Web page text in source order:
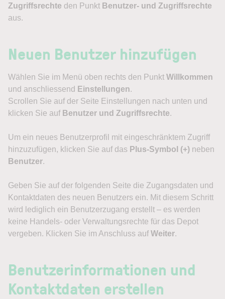
Zugriffsrechte den Punkt Benutzer- und Zugriffsrechte
aus.
Neuen Benutzer hinzufügen
Wählen Sie im Menü oben rechts den Punkt Willkommen
und anschliessend Einstellungen.
Scrollen Sie auf der Seite Einstellungen nach unten und
klicken Sie auf Benutzer und Zugriffsrechte.
Um ein neues Benutzerprofil mit eingeschränktem Zugriff
hinzuzufügen, klicken Sie auf das Plus-Symbol (+) neben
Benutzer.
Geben Sie auf der folgenden Seite die Zugangsdaten und
Kontaktdaten des neuen Benutzers ein. Mit diesem Schritt
wird lediglich ein Benutzerzugang erstellt – es werden
keine Handels- oder Verwaltungsrechte für das Depot
vergeben. Klicken Sie im Anschluss aufWeiter.
Benutzerinformationen und
Kontaktdaten erstellen